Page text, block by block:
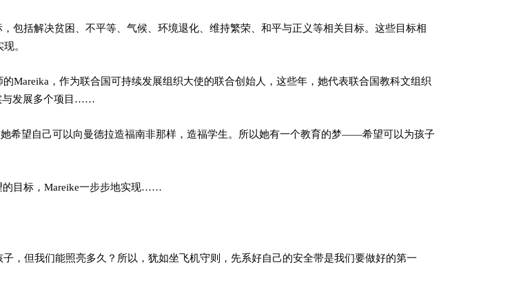
包括解决贫困、不平等、气候、环境退化、维持繁荣、和平与正义等相关目标。这些目标相
。
Mareika，作为联合国可持续发展组织大使的联合创始人，这些年，她代表联合国教科文组织
与发展多个项目……
希望自己可以向曼德拉造福南非那样，造福学生。所以她有一个教育的梦——希望可以为孩子
目标，Mareike一步步地实现……
，但我们能照亮多久？所以，犹如坐飞机守则，先系好自己的安全带是我们要做好的第一